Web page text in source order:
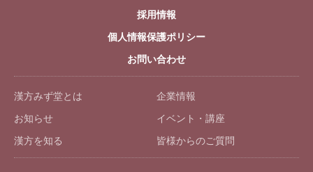
採用情報
個人情報保護ポリシー
お問い合わせ
漢方みず堂とは 企業情報
お知らせ イベント・講座
漢方を知る 皆様からのご質問